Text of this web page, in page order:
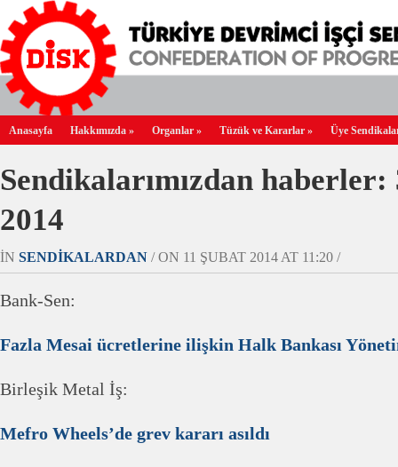
Anasayfa Hakkımızda » Organlar » Tüzük ve Kararlar » Üye
Sendikalarımızdan haberler:
2014
IN SENDIKALARDAN / ON 11 ŞUBAT 2014 AT 11:20 /
Bank-Sen:
Fazla Mesai ücretlerine ilişkin Halk Bankası
Birleşik Metal İş:
Mefro Wheels’de grev kararı asıldı